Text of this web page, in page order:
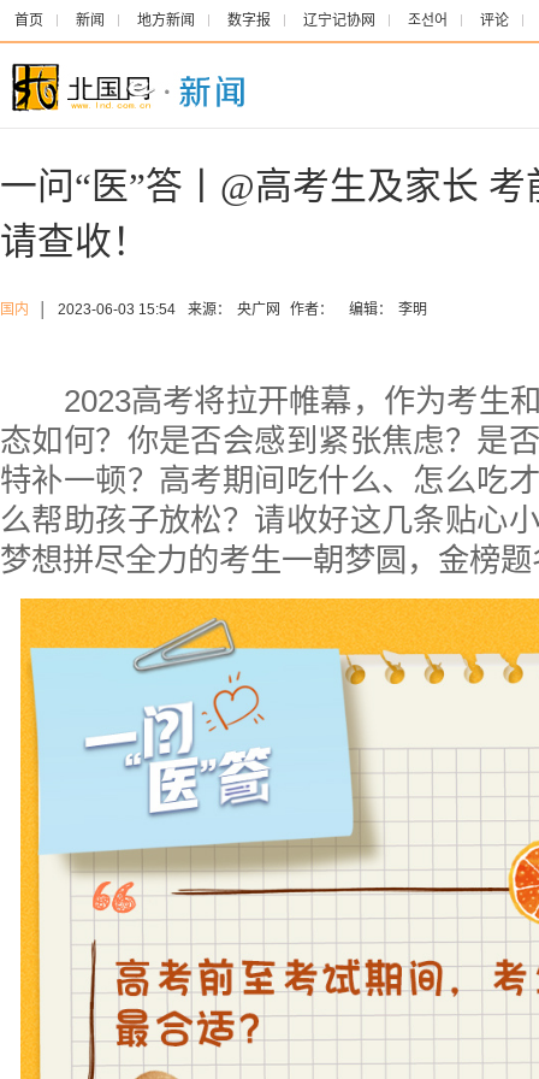
首页 新闻 地方新闻 数字报 辽宁记协网 조선어 评论
一问“医”答丨@高考生及家长
请查收！
国内 2023-06-03 15:54 来源： 央广网 作者： 编辑： 李明
2023高考将拉开帷幕，作为考生
态如何？你是否会感到紧张焦虑？是
特补一顿？高考期间吃什么、怎么吃
么帮助孩子放松？请收好这几条贴心
梦想拼尽全力的考生一朝梦圆，金榜